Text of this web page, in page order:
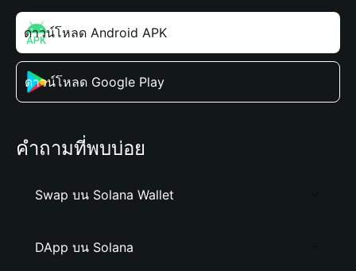
ดาวน์โหลด Android APK
ดาวน์โหลด Google Play
คำถามที่พบบ่อย
Swap บน Solana Wallet
DApp บน Solana